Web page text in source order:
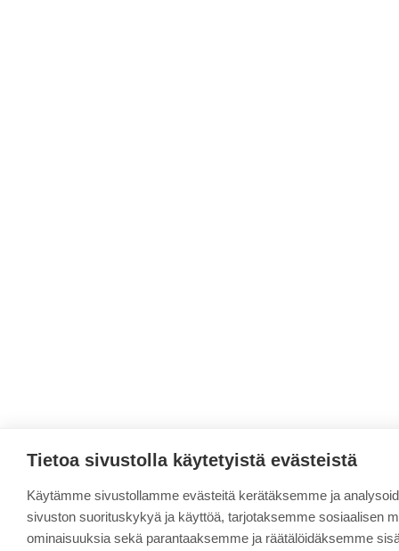
Tietoa sivustolla käytetyistä evästeistä
Käytämme sivustollamme evästeitä kerätäksemme ja
sivuston suorituskykyä ja käyttöä, tarjotaksemme sosiaalisen
ominaisuuksia sekä parantaaksemme ja räätälöidäksemme